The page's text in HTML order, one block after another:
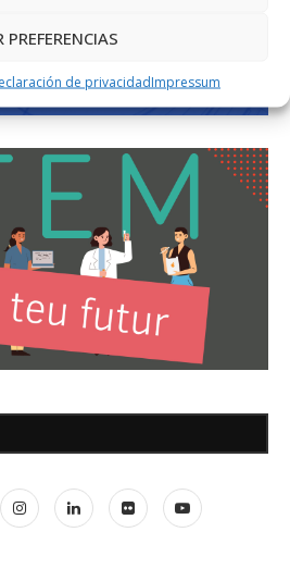
PREFERENCIAS
de privacidadImpressum